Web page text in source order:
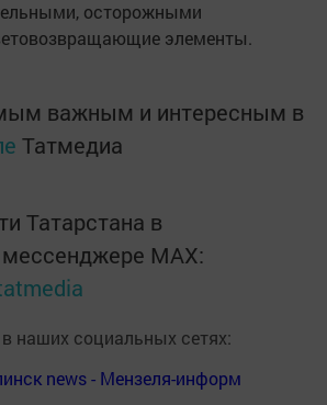
осторожными
элементы.
важным и интересным в
Татмедиа
Татарстана в
MАХ:
наших социальных сетях:
news - Мензеля-информ